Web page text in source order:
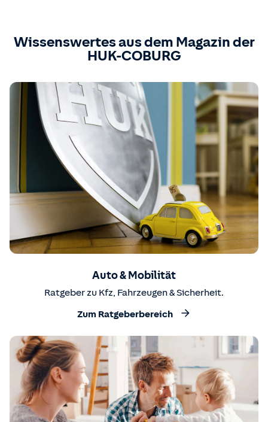
Wissenswertes aus dem Magazin der
HUK-COBURG
Auto & Mobilität
Ratgeber zu Kfz, Fahrzeugen & Sicherheit.
Zum Ratgeberbereich